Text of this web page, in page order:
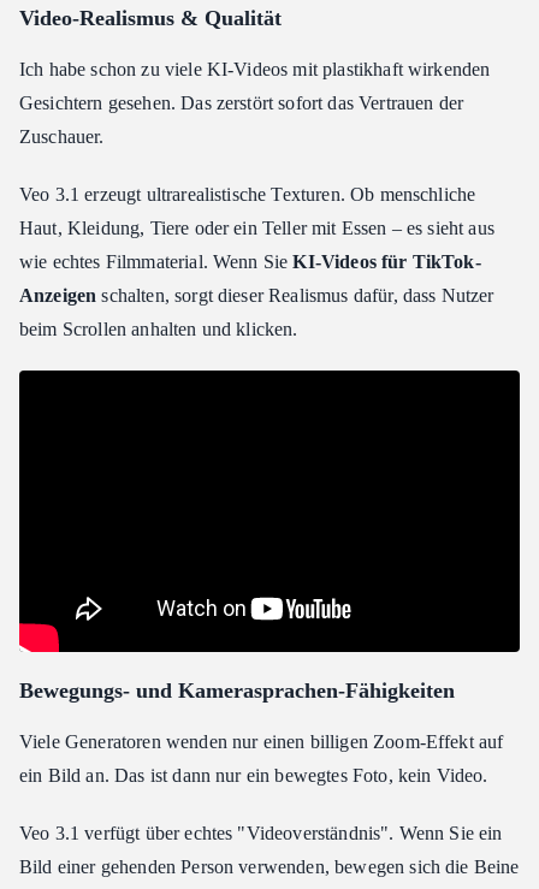
Video-Realismus & Qualität
Ich habe schon zu viele KI-Videos mit plastikhaft wirkenden
Gesichtern gesehen. Das zerstört sofort das Vertrauen der
Zuschauer.
Veo 3.1 erzeugt ultrarealistische Texturen. Ob menschliche
Haut, Kleidung, Tiere oder ein Teller mit Essen – es sieht aus
wie echtes Filmmaterial. Wenn SieKI-Videos für TikTok-
Anzeigen schalten, sorgt dieser Realismus dafür, dass Nutzer
beim Scrollen anhalten und klicken.
Bewegungs- und Kamerasprachen-Fähigkeiten
Viele Generatoren wenden nur einen billigen Zoom-Effekt auf
ein Bild an. Das ist dann nur ein bewegtes Foto, kein Video.
Veo 3.1 verfügt über echtes "Videoverständnis". Wenn Sie ein
Bild einer gehenden Person verwenden, bewegen sich die Beine